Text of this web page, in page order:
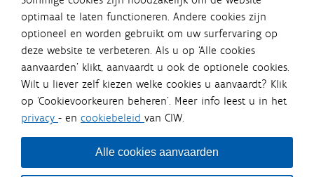
optimaal te laten functioneren. Andere cookies zijn
optioneel en worden gebruikt om uw surfervaring op
deze website te verbeteren. Als u op ‘Alle cookies
aanvaarden’ klikt, aanvaardt u ook de optionele cookies.
Wilt u liever zelf kiezen welke cookies u aanvaardt? Klik
op ‘Cookievoorkeuren beheren’. Meer info leest u in het
privacy - en cookiebeleid van CIW.
Alle cookies aanvaarden
Integraalwaterbeleid.be is een
officiële website van de Vlaamse
overheid
uitgegeven door Coördinatiecommissie Integraal
Waterbeleid
De Coördinatiecommissie Integraal Waterbeleid (CIW) is een
bestuursniveaus die bij het waterbeleid betrokken zijn. Ook
waterbedrijven nemen deel aan het overleg. Deze
samenwerking zorgt voor een gecoördineerde en